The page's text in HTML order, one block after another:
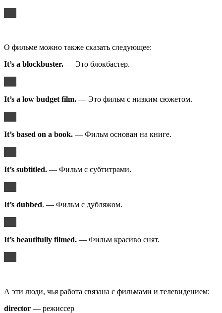
О фильме можно также сказать следующее:
It’s a blockbuster. — Это блокбастер.
It’s a low budget film. — Это фильм с низким сюжетом.
It’s based on a book. — Фильм основан на книге.
It’s subtitled. — Фильм с субтитрами.
It’s dubbed. — Фильм с дубляжом.
It’s beautifully filmed. — Фильм красиво снят.
А эти люди, чья работа связана с фильмами и телевидением:
director — режиссер